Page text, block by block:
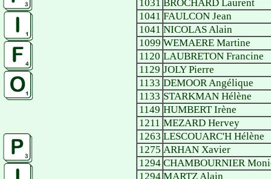
1031 BROCHARD Laurent
1041 FAULCON Jean
1041 NICOLAS Alain
1099 WEMAERE Martine
1120 LAUBRETON Francine
1129 JOLY Pierre
1133 DEMOOR Angélique
1133 STARKMAN Hélène
1149 HUMBERT Irène
1211 MEZARD Hervey
1263 LESCOUARC'H Hélène
1275 ARHAN Xavier
1294 CHAMBOURNIER
1294 MARTZ Alain